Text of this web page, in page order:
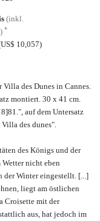
(inkl.
*
10,057)
des Dunes in Cannes.
montiert. 30 x 41 cm.
auf dem Untersatz
des dunes".
des Königs und der
nicht eben
Winter eingestellt. [...]
liegt am östlichen
Croisette mit der
aus, hat jedoch im